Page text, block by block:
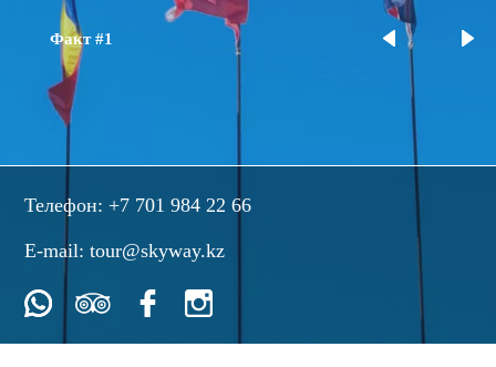
Факт #1
Телефон: +7 701 984 22 66
E-mail:tour@skyway.kz